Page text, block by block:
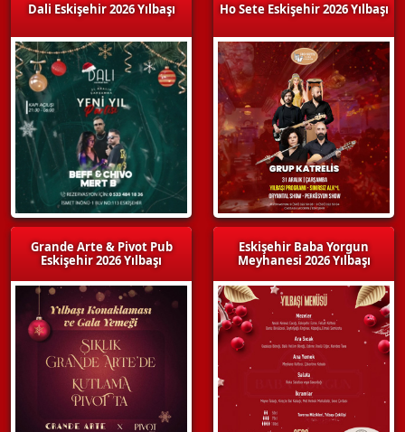
Dali Eskişehir 2026 Yılbaşı
Grande Arte & Pivot Pub
Eskişehir 2026 Yılbaşı
Ho Sete Eskişehir 2026 Yılbaşı
Eskişehir Baba Yorgun
Meyhanesi 2026 Yılbaşı